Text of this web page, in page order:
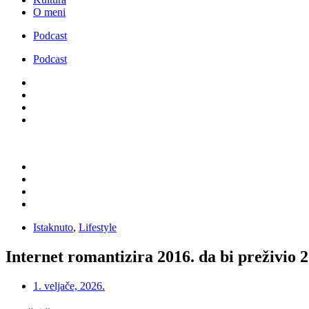
O meni
Podcast
Podcast
Istaknuto, Lifestyle
Internet romantizira 2016. da bi preživio
1. veljače, 2026.